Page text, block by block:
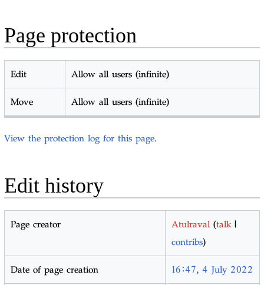
Page protection
Edit
Allow all users (infinite)
Move
Allow all users (infinite)
View the protection log for this page.
Edit history
Page creator Atulraval (talk|
contribs)
Date of page creation
16:47, 4 July 2022